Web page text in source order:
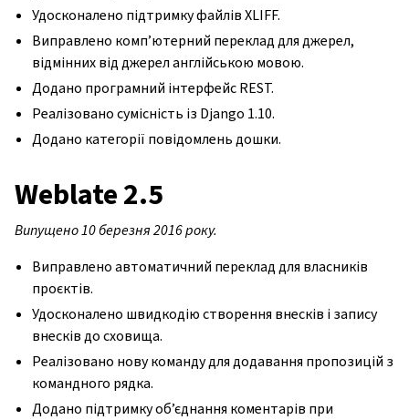
Удосконалено підтримку файлів XLIFF.
Виправлено комп’ютерний переклад для джерел,
відмінних від джерел англійською мовою.
Додано програмний інтерфейс REST.
Реалізовано сумісність із Django 1.10.
Додано категорії повідомлень дошки.
Weblate 2.5
Випущено 10 березня 2016 року.
Виправлено автоматичний переклад для власників
проєктів.
Удосконалено швидкодію створення внесків і запису
внесків до сховища.
Реалізовано нову команду для додавання пропозицій з
командного рядка.
Додано підтримку об’єднання коментарів при